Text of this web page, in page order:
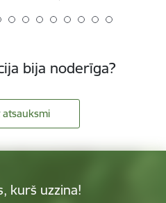
bija noderīga?
atsauksmi
kurš uzzina!